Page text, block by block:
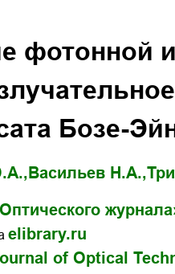
фотонной
Бозе-
Васильев Н.А.,
elibrary.ru
of Optical